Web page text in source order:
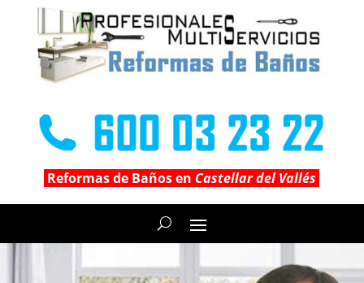
Reformas de Baños en Castellar del Vallés